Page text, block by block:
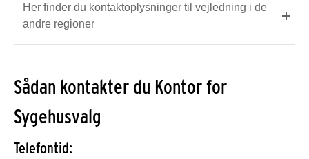
Her finder du kontaktoplysninger til vejledning i de
andre regioner
Sådan kontakter du Kontor for
Sygehusvalg
Telefontid: